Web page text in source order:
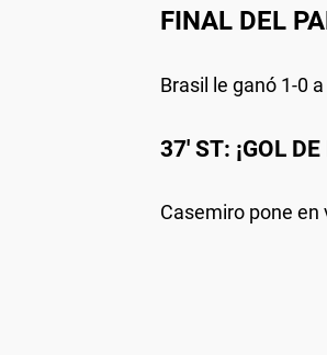
FINAL DEL
Brasil le ganó 1-0
37' ST: ¡GOL
Casemiro pone en